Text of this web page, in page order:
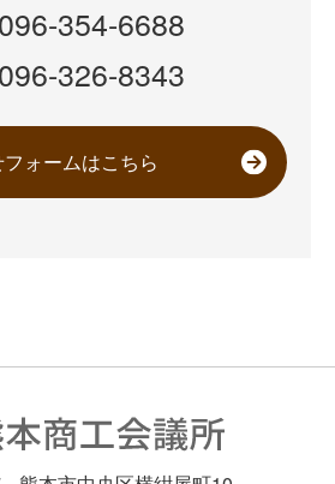
096-354-6688
096-326-8343
ォームはこちら